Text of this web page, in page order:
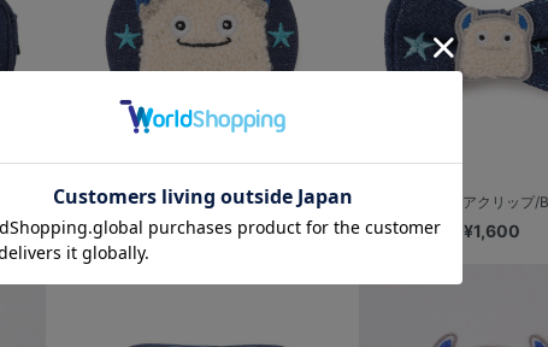
デニム刺繍缶バッジ/BART
¥900
デニムヘアクリップ/
¥1,600